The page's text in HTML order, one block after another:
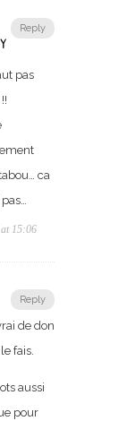
Reply
pas
ca
15:06
Reply
de don
fais.
aussi
pour